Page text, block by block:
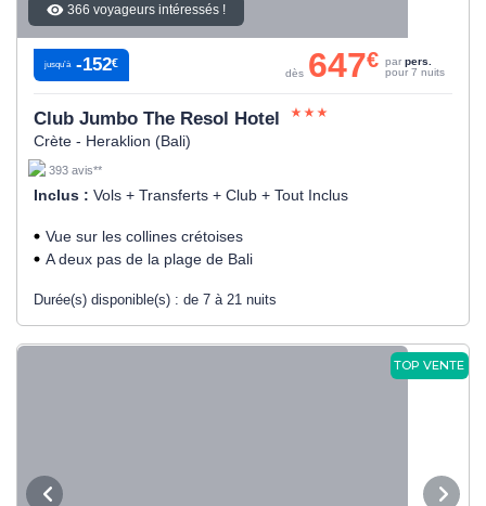
366 voyageurs intéressés !
Club Jumbo The Resol Hotel
Crète - Heraklion (Bali)
393 avis**
Inclus : Vols + Transferts + Club + Tout Inclus
Vue sur les collines crétoises
A deux pas de la plage de Bali
Durée(s) disponible(s) : de 7 à 21 nuits
jusqu’à -152€
dès 647€ par pers.
pour 7 nuits
TOP VENTE